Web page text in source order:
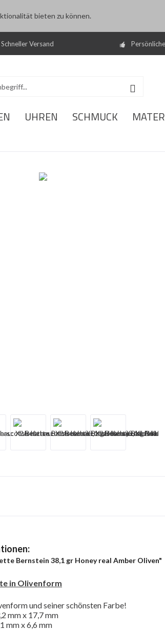
bieten zu können.
Schneller Versand
UHREN SCHMUCK
Bernstein 38,1 gr Honey real Amber Oliven"
in Olivenform
und seiner schönsten Farbe!
mm x 17,7 mm
mm x 6,6 mm